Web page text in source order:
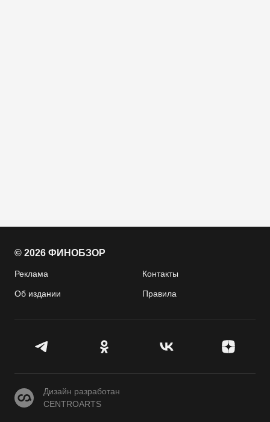
© 2026 ФИНОБЗОР
Реклама Контакты
Об издании Правила
CENTROARTS